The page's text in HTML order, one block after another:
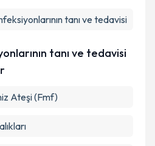
ve kişisel verilerimin belirtilen
Talebini Gönder
tanı ve tedavisi
tanı ve tedavisi
Ateşi (Fmf)